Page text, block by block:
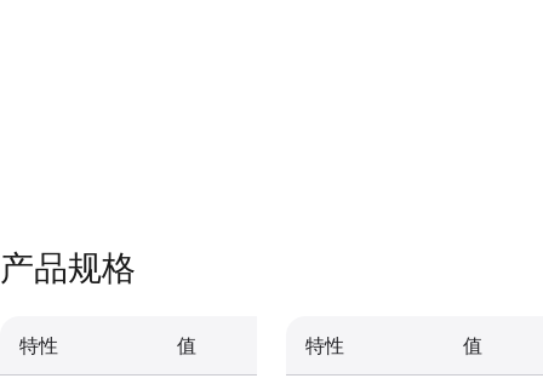
产品规格
特性 值 特性 值